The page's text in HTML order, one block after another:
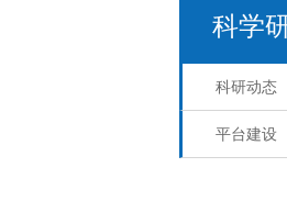
科学
科研动态
平台建设